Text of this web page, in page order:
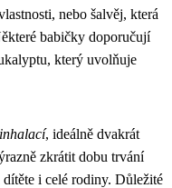
nebo šalvěj, která
babičky doporučují
který uvolňuje
, ideálně dvakrát
zkrátit dobu trvání
i celé rodiny. Důležité